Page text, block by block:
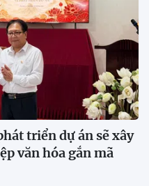
triển dự án sẽ xây
văn hóa gắn mã